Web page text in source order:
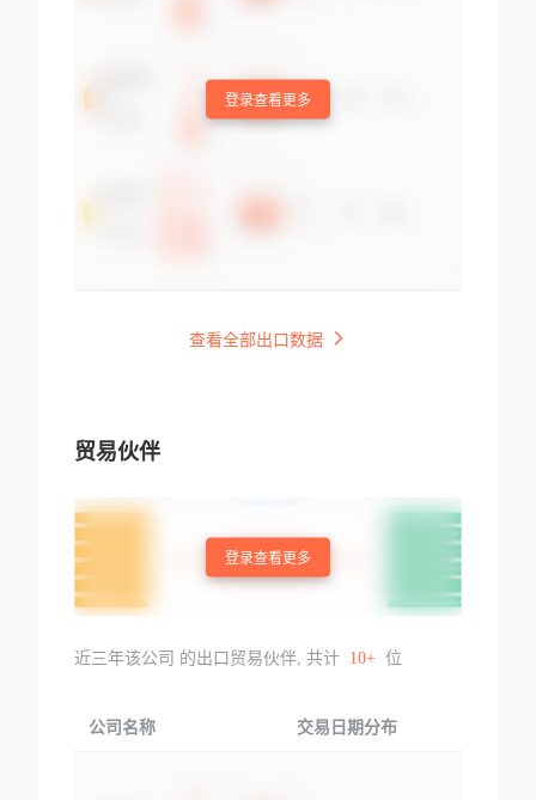
登录查看更多
查看全部出口数据
贸易伙伴
登录查看更多
近三年该公司 的出口贸易伙伴, 共计 10+ 位
公司名称 交易日期分布